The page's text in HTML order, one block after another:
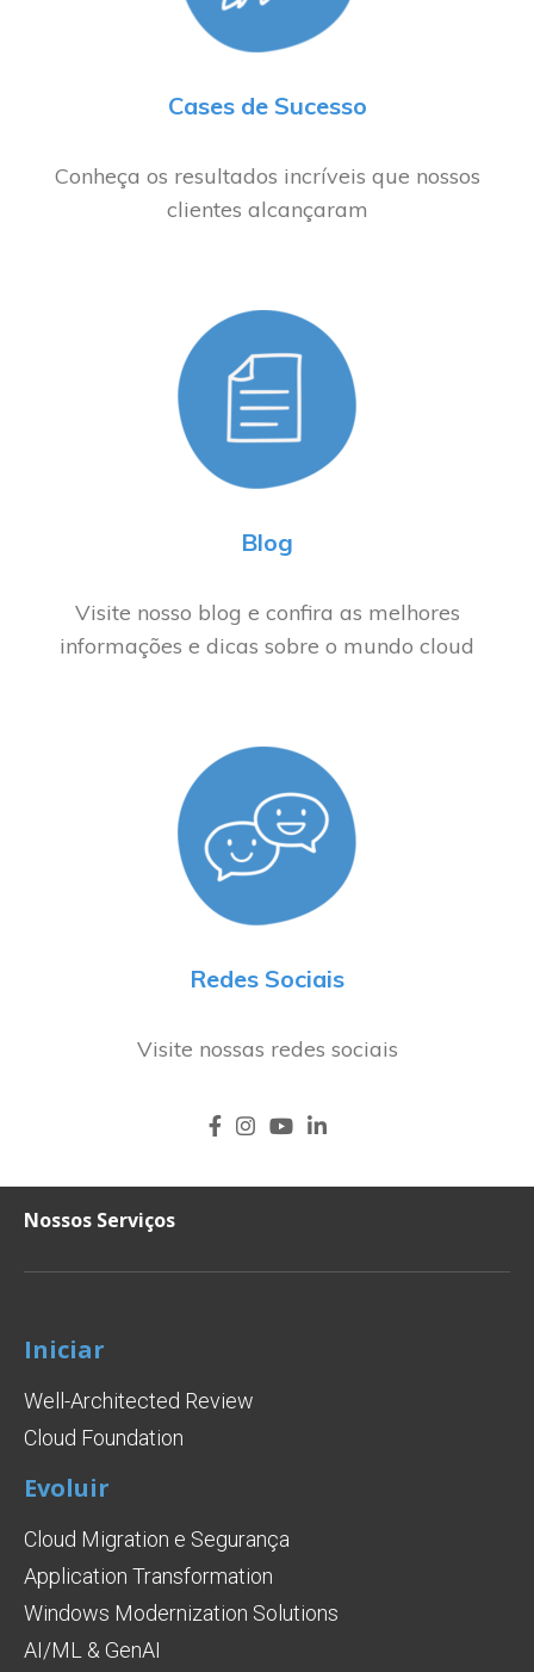
Cases de Sucesso
Conheça os resultados incríveis que nossos
clientes alcançaram
Blog
Visite nosso blog e confira as melhores
informações e dicas sobre o mundo cloud
Redes Sociais
Visite nossas redes sociais
Nossos Serviços
Iniciar
Well-Architected Review
Cloud Foundation
Evoluir
Cloud Migration e Segurança
Application Transformation
Windows Modernization Solutions
AI/ML & GenAI